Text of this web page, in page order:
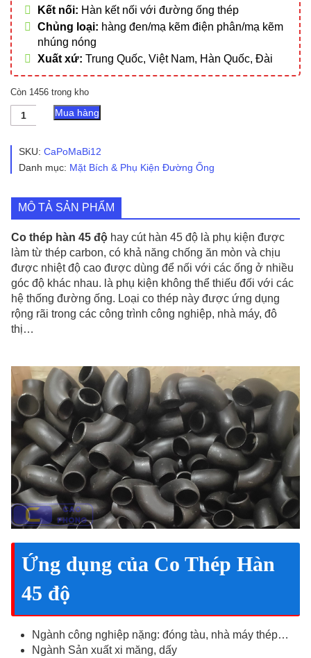
Kết nối: Hàn kết nối với đường ống thép
Chủng loại: hàng đen/mạ kẽm điện phân/mạ kẽm
nhúng nóng
Xuất xứ: Trung Quốc, Việt Nam, Hàn Quốc, Đài
Còn 1456 trong kho
Co
Thép
45
số
Mua hàng
SKU: CaPoMaBi12
Danh mục: Mặt Bích & Phụ Kiện Đường Ống
MÔ TẢ SẢN PHẨM
Co thép hàn 45 độ hay cút hàn 45 độ là phụ kiện được
làm từ thép carbon, có khả năng chống ăn mòn và chịu
được nhiệt độ cao được dùng để nối với các ống ở nhiều
góc độ khác nhau. là phụ kiện không thể thiếu đối với các
hệ thống đường ống. Loại co thép này được ứng dụng
rộng rãi trong các công trình công nghiệp, nhà máy, đô
thị…
Ứng dụng của Co Thép Hàn
45 độ
Ngành công nghiệp nặng: đóng tàu, nhà máy thép…
Ngành Sản xuất xi măng, dấy